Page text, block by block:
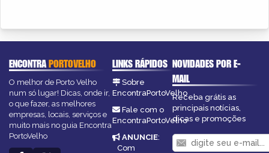
ENCONTRAPORTOVELHO
O melhor de Porto Velho
num só lugar! Dicas, onde ir,
o que fazer, as melhores
empresas, locais, serviços e
muito mais no guia Encontra
PortoVelho
LINKS RÁPIDOS
Sobre
EncontraPortoVelho
Fale com o
EncontraPortoVelho
ANUNCIE:
Com
NOVIDADES POR E-
MAIL
Receba grátis as
principais notícias,
dicas e promoções